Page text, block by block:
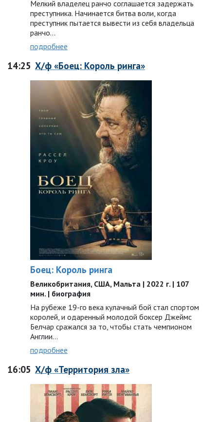
Мелкий владелец ранчо соглашается задержать
преступника. Начинается битва воли, когда
преступник пытается вывести из себя владельца
ранчо…
подробнее
14:25 Х/ф «Боец: Король ринга»
Боец: Король ринга
Великобритания, США, Мальта | 2022 г. | 107
мин. | биография
На рубеже 19-го века кулачный бой стал спортом
королей, и одаренный молодой боксер Джеймс
Белчар сражался за то, чтобы стать чемпионом
Англии…
подробнее
16:05 Х/ф «Территория зла»